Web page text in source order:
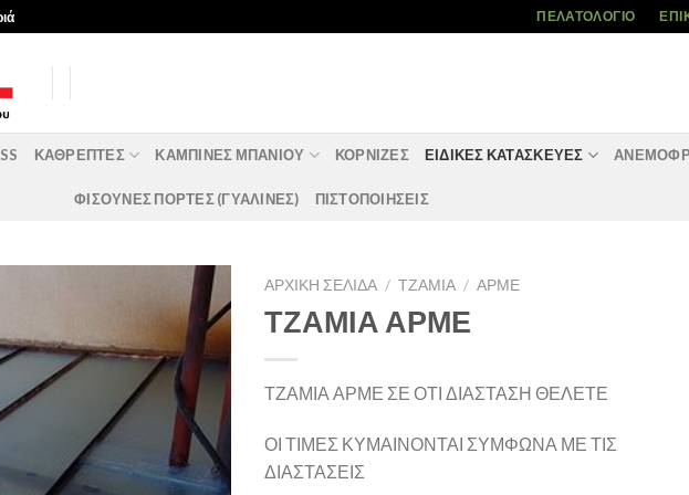
ΠΕΛΑΤΟΛΌΓΙΟ
ΚΑΘΡΈΠΤΕΣ ΚΑΜΠΊΝΕΣ ΜΠΆΝΙΟΥ ΚΟΡΝΊΖΕΣ ΕΙΔΙΚΈΣ ΚΑΤΑΣΚΕΥΈΣ
ΦΙΣΟΥΝΕΣ ΠΟΡΤΕΣ (ΓΥΑΛΙΝΕΣ) ΠΙΣΤΟΠΟΙΗΣΕΙΣ
ΑΡΧΙΚΉ ΣΕΛΊΔΑ / ΤΖΆΜΙΑ / ΑΡΜΕ
ΤΖΑΜΙΑ ΑΡΜΕ
ΤΖΑΜΙΑ ΑΡΜΕ ΣΕ ΟΤΙ ΔΙΑΣΤΑΣΗ ΘΕΛΕΤΕ
ΟΙ ΤΙΜΕΣ ΚΥΜΑΙΝΟΝΤΑΙ ΣΥΜΦΩΝΑ ΜΕ ΤΙΣ
ΔΙΑΣΤΑΣΕΙΣ